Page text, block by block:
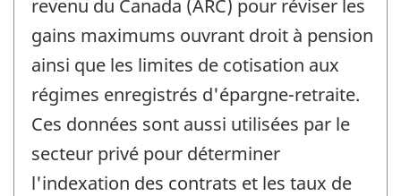
revenu du Canada (ARC) pour réviser les
gains maximums ouvrant droit à pension
ainsi que les limites de cotisation aux
régimes enregistrés d'épargne-retraite.
Ces données sont aussi utilisées par le
secteur privé pour déterminer
l'indexation des contrats et les taux de